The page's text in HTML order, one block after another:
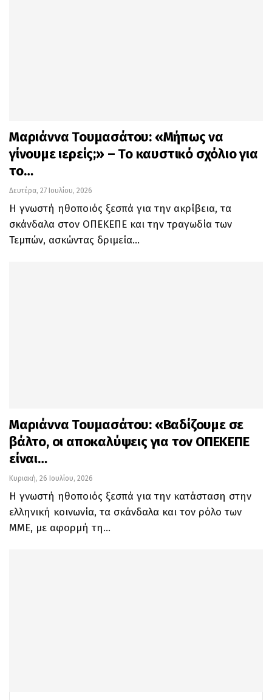
Μαριάννα Τουμασάτου: «Μήπως να
γίνουμε ιερείς;» – Το καυστικό σχόλιο για
το…
Δευτέρα, 27 Ιουλίου, 2026
Η γνωστή ηθοποιός ξεσπά για την ακρίβεια, τα
σκάνδαλα στον ΟΠΕΚΕΠΕ και την τραγωδία των
Τεμπών, ασκώντας δριμεία…
Μαριάννα Τουμασάτου: «Βαδίζουμε σε
βάλτο, οι αποκαλύψεις για τον ΟΠΕΚΕΠΕ
είναι…
Κυριακή, 26 Ιουλίου, 2026
Η γνωστή ηθοποιός ξεσπά για την κατάσταση στην
ελληνική κοινωνία, τα σκάνδαλα και τον ρόλο των
ΜΜΕ, με αφορμή τη…